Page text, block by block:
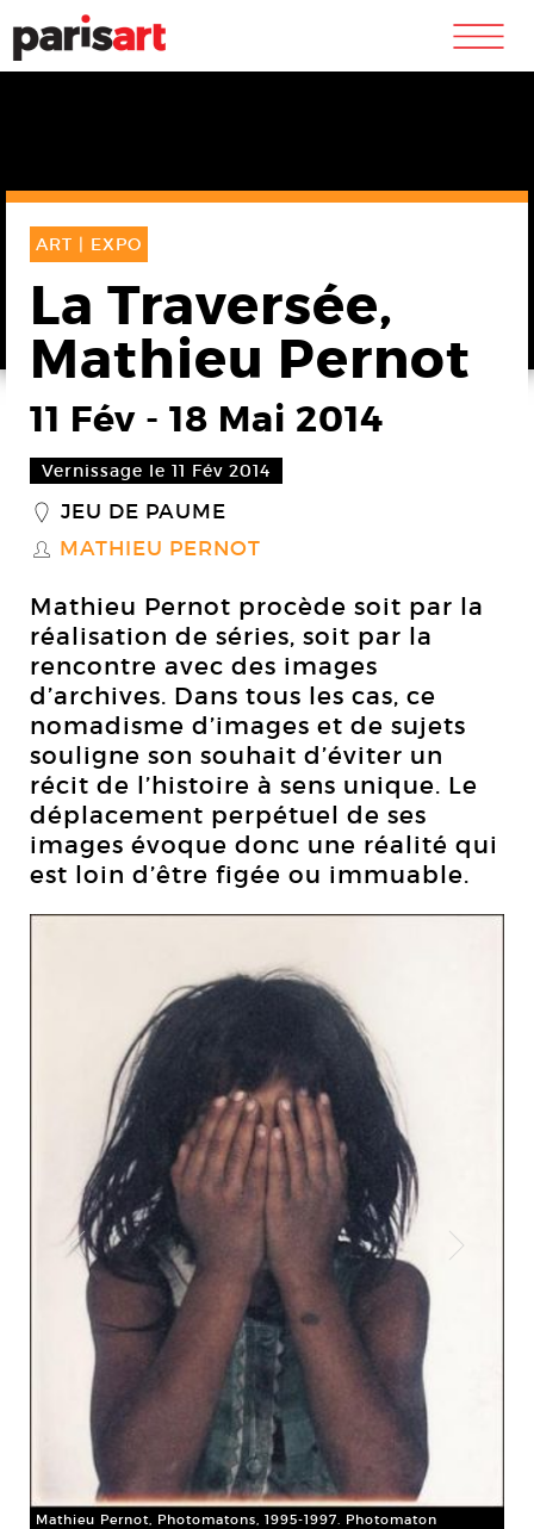
m
ART | EXPO
La Traversée,
Mathieu Pernot
11 Fév - 18 Mai 2014
Vernissage le 11 Fév 2014
_ JEU DE PAUME
S MATHIEU PERNOT
Mathieu Pernot procède soit par la
réalisation de séries, soit par la
rencontre avec des images
d’archives. Dans tous les cas, ce
nomadisme d’images et de sujets
souligne son souhait d’éviter un
récit de l’histoire à sens unique. Le
déplacement perpétuel de ses
images évoque donc une réalité qui
est loin d’être figée ou immuable.
Mathieu Pernot, Photomatons, 1995-1997. Photomaton